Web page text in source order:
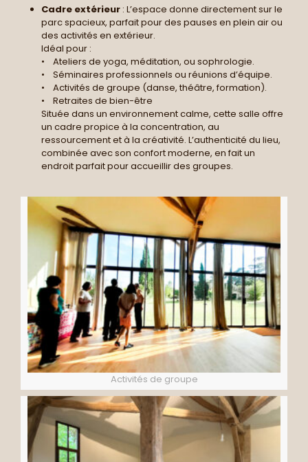
Cadre extérieur : L’espace donne directement sur le
parc spacieux, parfait pour des pauses en plein air ou
des activités en extérieur.
Idéal pour :
• Ateliers de yoga, méditation, ou sophrologie.
• Séminaires professionnels ou réunions d’équipe.
• Activités de groupe (danse, théâtre, formation).
• Retraites de bien-être
Située dans un environnement calme, cette salle offre
un cadre propice à la concentration, au
ressourcement et à la créativité. L’authenticité du lieu,
combinée avec son confort moderne, en fait un
endroit parfait pour accueillir des groupes.
Activités de groupe